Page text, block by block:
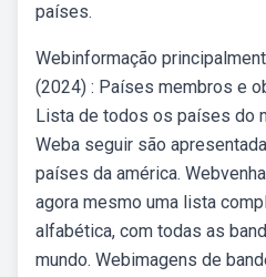
países.
Webinformação
(2024) : Países membros e
Lista de todos os países do
Weba seguir são
países da américa.
agora mesmo uma lista
alfabética, com todas as
mundo. Webimagens de